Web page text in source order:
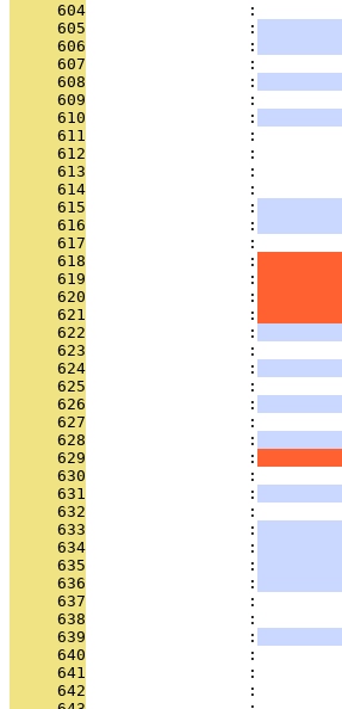
     604
:
     605
                 :
     606
                 :
     607
:
     608
                 :
     609
:
     610
                 :
     611
:
     612
:
     613
:
     614
:
     615
                 :
     616
                 :
     617
:
     618
                 :
     619
                 :
     620
                 :
     621
                 :
     622
                 :
     623
:
     624
                 :
     625
:
     626
                 :
     627
:
     628
                 :
     629
                 :
     630
:
     631
                 :
     632
:
     633
                 :
     634
                 :
     635
                 :
     636
                 :
     637
:
     638
:
     639
                 :
     640
:
     641
:
     642
: